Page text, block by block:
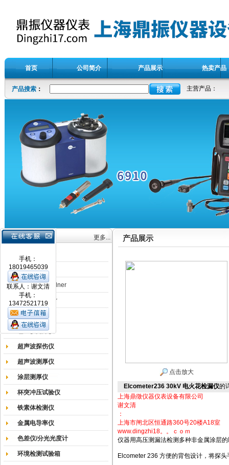
首页 公司简介 产品展示 热卖产品
产品搜索 ： 主营产品：
手机：
18019465039
联系人：谢文清
手机：
13472521719
产品目录 更多...
涂膜机
德国Erichsen
德国BYK-Gardner
英国Elcometer
耐磨试验机
色差仪光泽仪
超声波探伤仪
超声波测厚仪
涂层测厚仪
杯突冲压试验仪
铁素体检测仪
金属电导率仪
色差仪/分光光度计
环境检测试验箱
产品展示
点击放大
Elcometer236 30kV 电火花检漏仪的
上海鼎徵仪器仪表设备有限公司
谢文清
：
上海市闸北区恒通路360号20楼A18室
www.dingzhi18。。ｃｏｍ
仪器用高压测漏法检测多种非金属涂层
Elcometer 236 方便的背包设计，将探